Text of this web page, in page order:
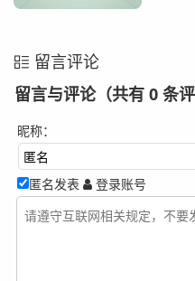
留言评论
留言与评论（共有 0 条评
昵称：
匿名发表 登录账号